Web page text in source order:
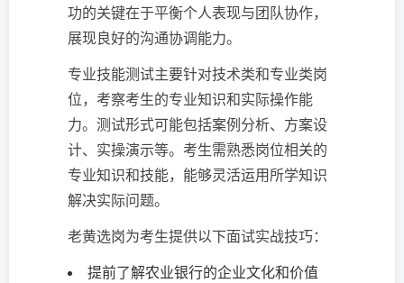
功的关键在于平衡个人表现与团队协作，
展现良好的沟通协调能力。
专业技能测试主要针对技术类和专业类岗
位，考察考生的专业知识和实际操作能
力。测试形式可能包括案例分析、方案设
计、实操演示等。考生需熟悉岗位相关的
专业知识和技能，能够灵活运用所学知识
解决实际问题。
老黄选岗为考生提供以下面试实战技巧：
提前了解农业银行的企业文化和价值